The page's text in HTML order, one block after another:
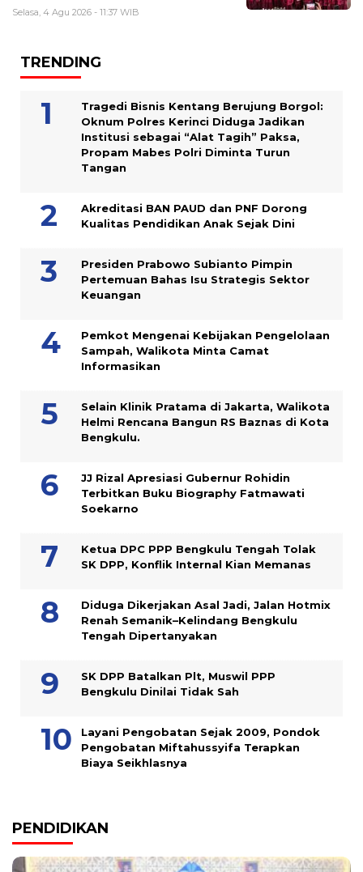
Selasa, 4 Agu 2026 - 11:37 WIB
TRENDING
Tragedi Bisnis Kentang Berujung Borgol:
Oknum Polres Kerinci Diduga Jadikan
Institusi sebagai “Alat Tagih” Paksa,
Propam Mabes Polri Diminta Turun
Tangan
Akreditasi BAN PAUD dan PNF Dorong
Kualitas Pendidikan Anak Sejak Dini
Presiden Prabowo Subianto Pimpin
Pertemuan Bahas Isu Strategis Sektor
Keuangan
Pemkot Mengenai Kebijakan Pengelolaan
Sampah, Walikota Minta Camat
Informasikan
Selain Klinik Pratama di Jakarta, Walikota
Helmi Rencana Bangun RS Baznas di Kota
Bengkulu.
JJ Rizal Apresiasi Gubernur Rohidin
Terbitkan Buku Biography Fatmawati
Soekarno
Ketua DPC PPP Bengkulu Tengah Tolak
SK DPP, Konflik Internal Kian Memanas
Diduga Dikerjakan Asal Jadi, Jalan Hotmix
Renah Semanik–Kelindang Bengkulu
Tengah Dipertanyakan
SK DPP Batalkan Plt, Muswil PPP
Bengkulu Dinilai Tidak Sah
Layani Pengobatan Sejak 2009, Pondok
Pengobatan Miftahussyifa Terapkan
Biaya Seikhlasnya
PENDIDIKAN